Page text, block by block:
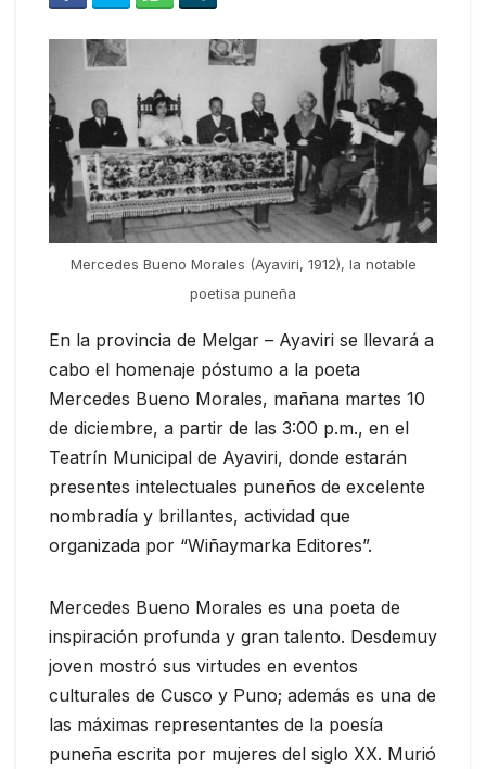
Mercedes Bueno Morales (Ayaviri, 1912), la notable
poetisa puneña
En la provincia de Melgar – Ayaviri se llevará a
cabo el homenaje póstumo a la poeta
Mercedes Bueno Morales, mañana martes 10
de diciembre, a partir de las 3:00 p.m., en el
Teatrín Municipal de Ayaviri, donde estarán
presentes intelectuales puneños de excelente
nombradía y brillantes, actividad que
organizada por “Wiñaymarka Editores”.
Mercedes Bueno Morales es una poeta de
inspiración profunda y gran talento. Desdemuy
joven mostró sus virtudes en eventos
culturales de Cusco y Puno; además es una de
las máximas representantes de la poesía
puneña escrita por mujeres del siglo XX. Murió